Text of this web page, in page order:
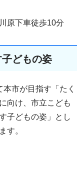
原下車徒歩10分
どもの姿
市が目指す「たく
向け、市立こども
子どもの姿」とし
す。